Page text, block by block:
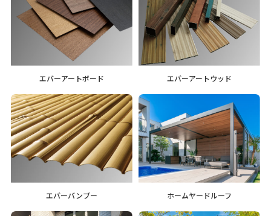
エバーアートボード エバーアートウッド
エバーバンブー ホームヤードルーフ